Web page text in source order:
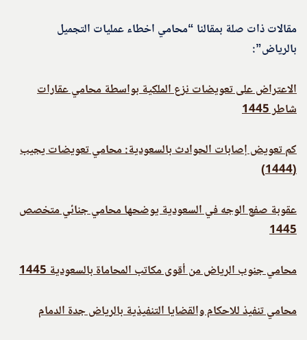
مقالات ذات صلة بمقالنا “محامي اخطاء عمليات التجميل
بالرياض”:
الاعتراض على تعويضات نزع الملكية بواسطة محامي عقارات
شاطر 1445
كم تعويض إصابات الحوادث بالسعودية: محامي تعويضات يجيب
(1444)
عقوبة صفع الوجه في السعودية يوضحها محامي جنائي متخصص
1445
محامي جنوب الرياض من أقوى مكاتب المحاماة بالسعودية 1445
محامي تنفيذ للاحكام والقضايا التنفيذية بالرياض جدة الدمام